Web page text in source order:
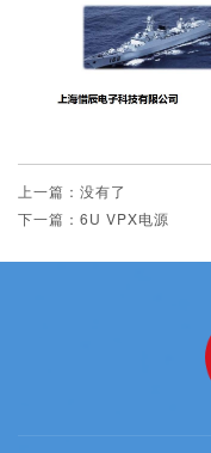
上一篇：没有了
下一篇：6U VPX电源